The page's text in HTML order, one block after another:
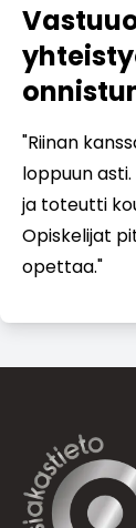
"Riinan
loppuun
ja toteutti
Opiskelijat
opettaa."